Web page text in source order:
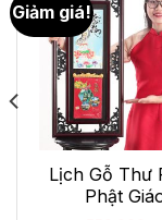
Giảm giá!
Lịch Gỗ Thư
Phật